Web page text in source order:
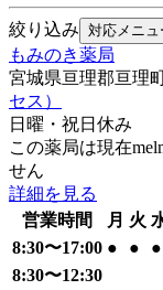
絞り込み 対応メニュ
もみのき薬局
宮城県亘理郡亘理
セス）
日曜・祝日 休み
この薬局は現在
せん
詳細を見る
営業時間
月 火
8:30〜17:00 ● ● ●
8:30〜12:30